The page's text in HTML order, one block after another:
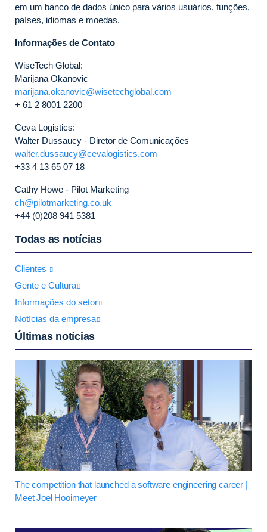
em um banco de dados único para vários usuários, funções,
países, idiomas e moedas.
Informações de Contato
WiseTech Global:
Marijana Okanovic
marijana.okanovic@wisetechglobal.com
+ 61 2 8001 2200
Ceva Logistics:
Walter Dussaucy - Diretor de Comunicações
walter.dussaucy@cevalogistics.com
+33 4 13 65 07 18
Cathy Howe - Pilot Marketing
ch@pilotmarketing.co.uk
+44 (0)208 941 5381
Todas as notícias
Clientes
Gente e Cultura
Informações do setor
Notícias da empresa
Últimas notícias
The competition that launched a software engineering career |
Meet Joel Hooimeyer